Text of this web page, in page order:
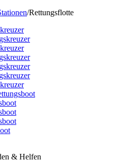
/Rettungsflotte
& Helfen